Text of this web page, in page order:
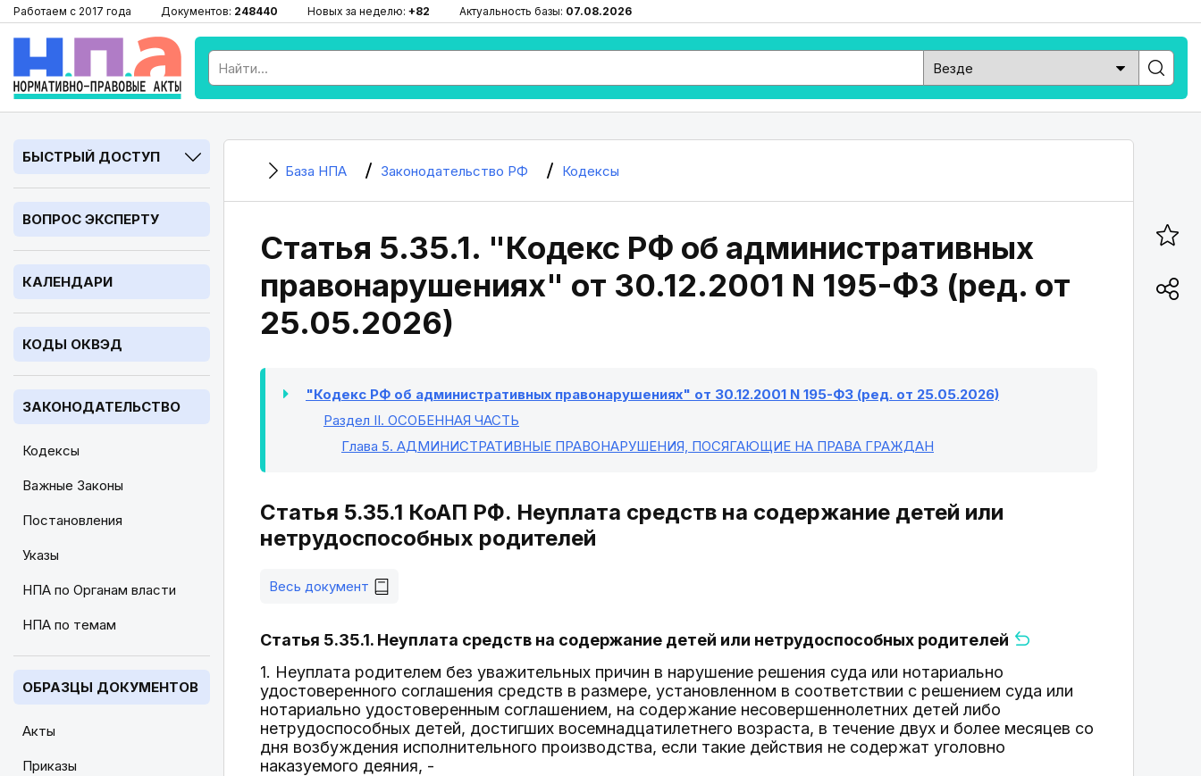
Работаем с 2017 года Документов: 248440 Новых за неделю: +82 Актуальность базы: 07.08.2026
БЫСТРЫЙ ДОСТУП
ВОПРОС ЭКСПЕРТУ
КАЛЕНДАРИ
КОДЫ ОКВЭД
ЗАКОНОДАТЕЛЬСТВО
Кодексы
Важные Законы
Постановления
Указы
НПА по Органам власти
НПА по темам
ОБРАЗЦЫ ДОКУМЕНТОВ
Акты
Приказы
База НПА Законодательство РФ Кодексы
Статья 5.35.1. "Кодекс РФ об административных
правонарушениях" от 30.12.2001 N 195-ФЗ (ред. от
25.05.2026)
"Кодекс РФ об административных правонарушениях" от 30.12.2001 N 195-ФЗ (ред. от 25.05.2026)
Раздел II. ОСОБЕННАЯ ЧАСТЬ
Глава 5. АДМИНИСТРАТИВНЫЕ ПРАВОНАРУШЕНИЯ, ПОСЯГАЮЩИЕ НА ПРАВА ГРАЖДАН
Статья 5.35.1 КоАП РФ. Неуплата средств на содержание детей или
нетрудоспособных родителей
Весь документ
Статья 5.35.1. Неуплата средств на содержание детей или нетрудоспособных родителей
1. Неуплата родителем без уважительных причин в нарушение решения суда или нотариально
удостоверенного соглашения средств в размере, установленном в соответствии с решением суда или
нотариально удостоверенным соглашением, на содержание несовершеннолетних детей либо
нетрудоспособных детей, достигших восемнадцатилетнего возраста, в течение двух и более месяцев со
дня возбуждения исполнительного производства, если такие действия не содержат уголовно
наказуемого деяния, -